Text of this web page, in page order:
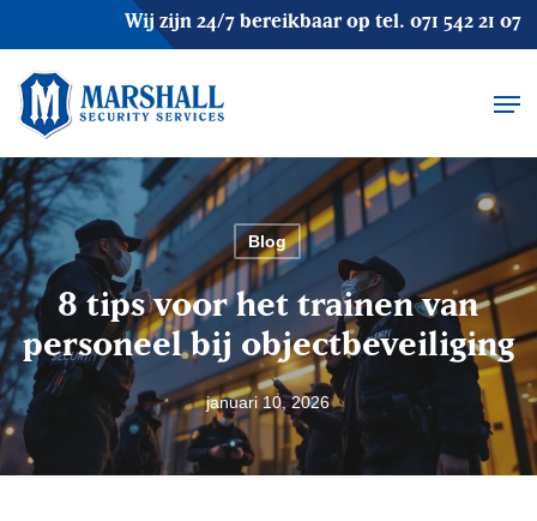
main
content
Wij zijn 24/7 bereikbaar op tel. 071 542 21 07
Blog
8 tips voor het trainen van
personeel bij objectbeveiliging
januari 10, 2026